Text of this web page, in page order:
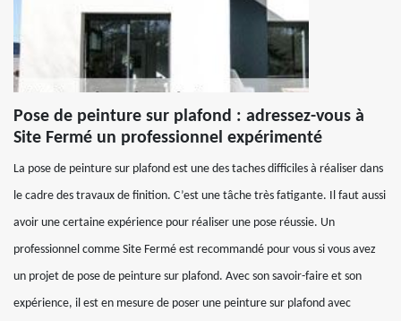
Pose de peinture sur plafond : adressez-vous à
Site Fermé un professionnel expérimenté
La pose de peinture sur plafond est une des taches difficiles à réaliser dans
le cadre des travaux de finition. C’est une tâche très fatigante. Il faut aussi
avoir une certaine expérience pour réaliser une pose réussie. Un
professionnel comme Site Fermé est recommandé pour vous si vous avez
un projet de pose de peinture sur plafond. Avec son savoir-faire et son
expérience, il est en mesure de poser une peinture sur plafond avec